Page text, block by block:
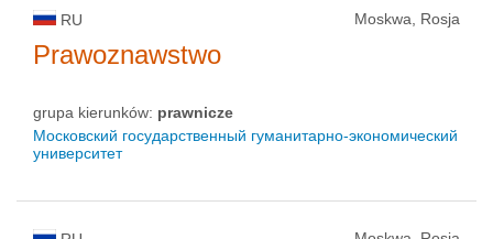
RU Moskwa, Rosja
Prawoznawstwo
grupa kierunków: prawnicze
Московский государственный гуманитарно-экономический
университет